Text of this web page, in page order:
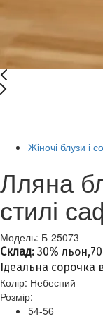
Жіночі блузи і
Лляна
стилі
Модель: Б-25073
Склад: 30%
Ідеальна сорочка
Колір: Небесний
Розмір:
54-56